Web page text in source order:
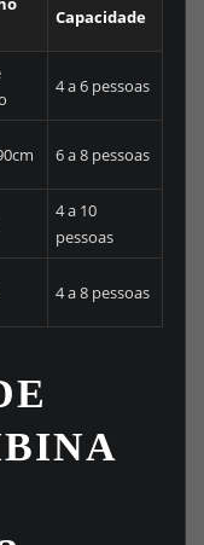
Capacidade
4 a 6 pessoas
6 a 8 pessoas
4 a 10
pessoas
4 a 8 pessoas